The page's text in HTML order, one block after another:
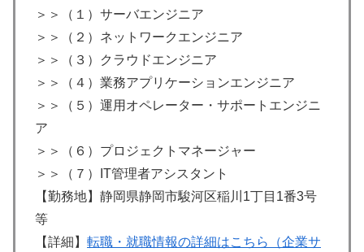
＞＞（１）サーバエンジニア
＞＞（２）ネットワークエンジニア
＞＞（３）クラウドエンジニア
＞＞（４）業務アプリケーションエンジニア
＞＞（５）運用オペレーター・サポートエンジニ
ア
＞＞（６）プロジェクトマネージャー
＞＞（７）IT管​​理者アシスタント
【勤務地】静岡県静岡市駿河区稲川1丁目1番3号
等
【詳細】 転職・就職情報の詳細はこちら（企業サ